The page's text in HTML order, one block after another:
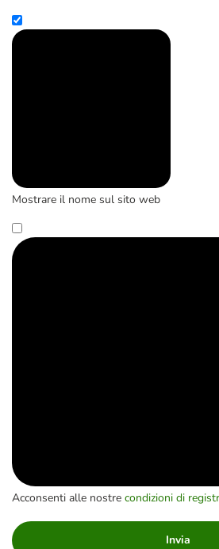
Mostrare il nome sul sito web
Acconsenti alle nostre condizioni di
Invia